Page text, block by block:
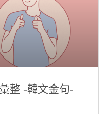
整 -韓文金句-